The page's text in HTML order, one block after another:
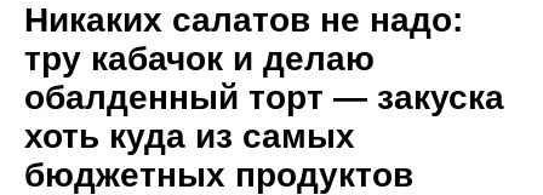
Никаких салатов не надо:
тру кабачок и делаю
обалденный торт — закуска
хоть куда из самых
бюджетных продуктов